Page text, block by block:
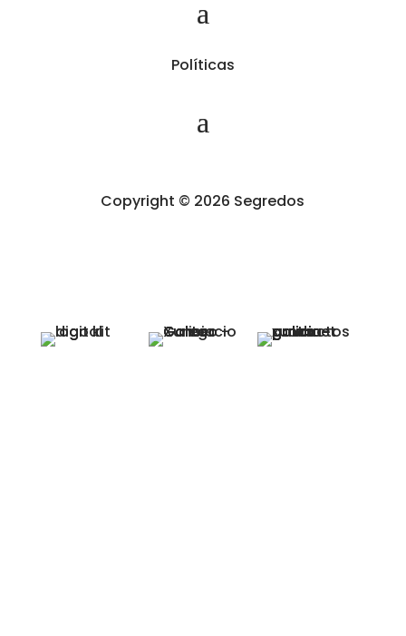
Políticas
Copyright © 2026 Segredos